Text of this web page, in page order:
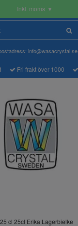
Inkl. moms ▾
info@wasacrystal.se
Fri frakt över 1000
cl 25cl Erika Lagerbielke